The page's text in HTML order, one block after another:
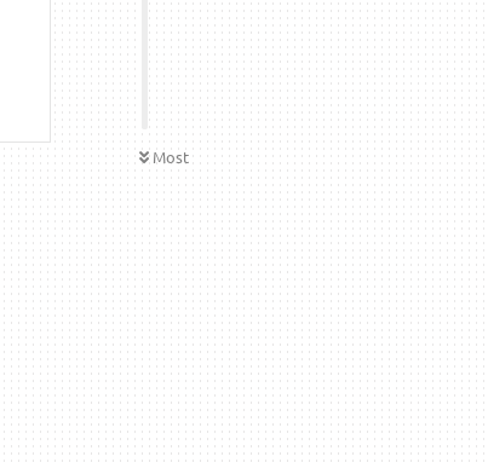
Most